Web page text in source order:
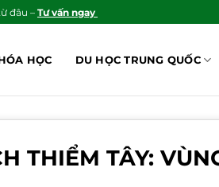
đâu – Tư vấn ngay
HỌC DU HỌC TRUNG QUỐC
THIỂM TÂY: